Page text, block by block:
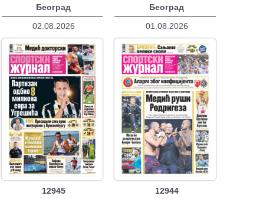
Београд
02.08.2026
12945
Београд
01.08.2026
12944